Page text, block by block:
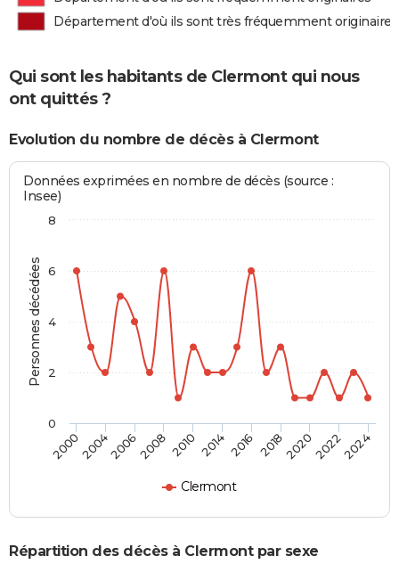
Département d'où ils sont très fréquemment originaires
Qui sont les habitants de Clermont qui nous
ont quittés ?
Evolution du nombre de décès à Clermont
Personnes décédées
Données exprimées en nombre de décès (source :
Insee)
Clermont
2000200420062008 2010 2014 2016 2018202020222024
0
2
4
6
8
Répartition des décès à Clermont par sexe